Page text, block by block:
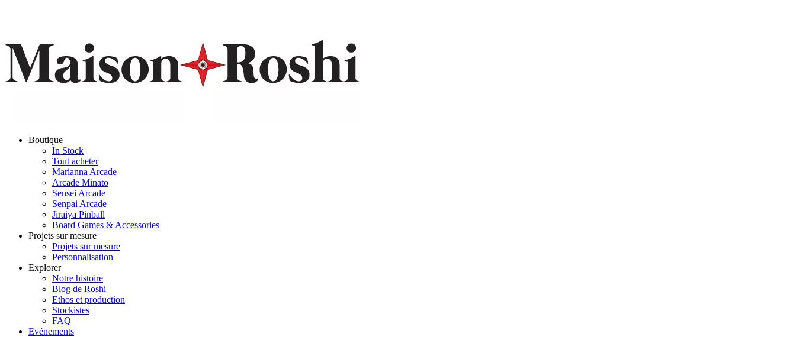
Boutique
In Stock
Tout acheter
Marianna Arcade
Arcade Minato
Sensei Arcade
Senpai Arcade
Jiraiya Pinball
Board Games & Accessories
Projets sur mesure
Projets sur mesure
Personnalisation
Explorer
Notre histoire
Blog de Roshi
Ethos et production
Stockistes
FAQ
Evénements